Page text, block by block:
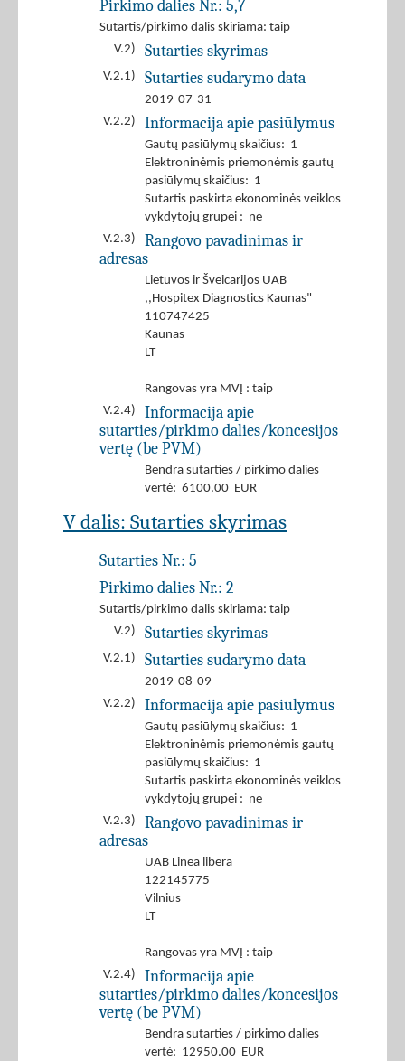
Pirkimo dalies Nr.: 5,7
Sutartis/pirkimo dalis skiriama: taip
V.2)
Sutarties skyrimas
V.2.1) Sutarties sudarymo data
2019-07-31
V.2.2)
Informacija apie pasiūlymus
Gautų pasiūlymų skaičius: 1
Elektroninėmis priemonėmis gautų
pasiūlymų skaičius: 1
Sutartis paskirta ekonominės veiklos
vykdytojų grupei : ne
V.2.3)
Rangovo pavadinimas ir
adresas
Lietuvos ir Šveicarijos UAB
,,Hospitex Diagnostics Kaunas"
110747425
Kaunas
LT
Rangovas yra MVĮ : taip
V.2.4)
Informacija apie
sutarties/pirkimo dalies/koncesijos
vertę (be PVM)
Bendra sutarties / pirkimo dalies
vertė: 6100.00 EUR
V dalis: Sutarties skyrimas
Sutarties Nr.: 5
Pirkimo dalies Nr.: 2
Sutartis/pirkimo dalis skiriama: taip
V.2)
Sutarties skyrimas
V.2.1) Sutarties sudarymo data
2019-08-09
V.2.2)
Informacija apie pasiūlymus
Gautų pasiūlymų skaičius: 1
Elektroninėmis priemonėmis gautų
pasiūlymų skaičius: 1
Sutartis paskirta ekonominės veiklos
vykdytojų grupei : ne
V.2.3)
Rangovo pavadinimas ir
adresas
UAB Linea libera
122145775
Vilnius
LT
Rangovas yra MVĮ : taip
V.2.4)
Informacija apie
sutarties/pirkimo dalies/koncesijos
vertę (be PVM)
Bendra sutarties / pirkimo dalies
vertė: 12950.00 EUR